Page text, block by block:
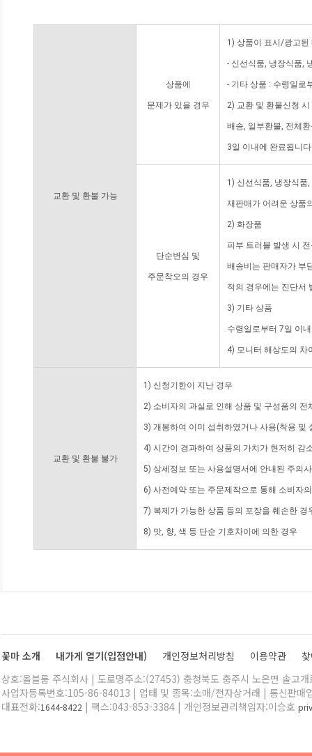
교환 및 환불 가능
상품에
문제가 있을 경우
1) 상품이 표시/광고된
- 신선식품, 냉장식품,
- 기타 상품 : 수령일로
2) 교환 및 환불신청
배송, 일부환불, 전체
3일 이내에 완료됩니
단순변심 및
주문착오의 경우
1) 신선식품, 냉장식품
재판매가 어려운 상품
2) 화장품
피부 트러블 발생 시
배송비는 판매자가 부
적의 경우에는 진단서
3) 기타 상품
수령일로부터 7일 이
4) 모니터 해상도의 차
교환 및 환불 불가
1) 신청기한이 지난 경우
2) 소비자의 과실로 인해 상품 및 구성품의
3) 개봉하여 이미 섭취하였거나 사용(착용 및
4) 시간이 경과하여 상품의 가치가 현저히 감
5) 상세정보 또는 사용설명서에 안내된 주의
6) 사전예약 또는 주문제작으로 통해 소비자
7) 복제가 가능한 상품 등의 포장을 훼손한 경
8) 맛, 향, 색 등 단순 기호차이에 의한 경우
꽃마 소개 내가게 열기(입점안내) 개인정보처리방침 이용약관
상호:올블룸 주식회사 | 도로명주소:(27453) 충청북도 충주시 노은면 솔고
사업자등록번호:105-86-84013 | 업태 및 종목:소매/전자상거래 | 통신판매
대표전화:1644-8422 | 팩스:043-853-3384 | 개인정보관리책임자:이승호